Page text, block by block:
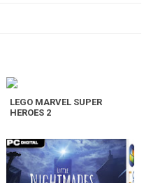
LEGO MARVEL SUPER
HEROES 2